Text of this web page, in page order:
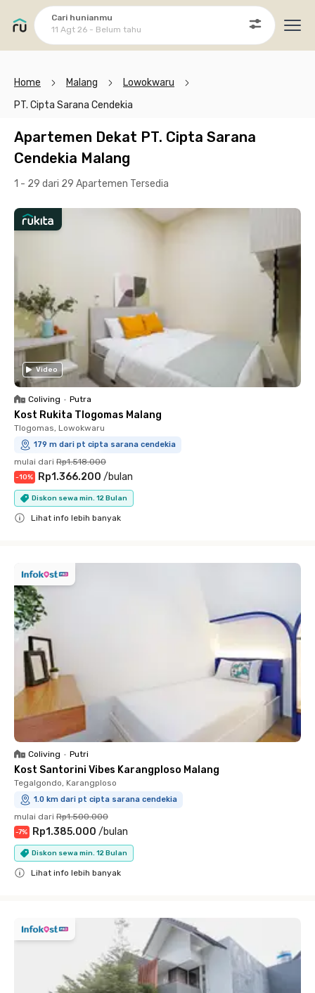
Cari hunianmu
11 Agt 26 - Belum tahu
Home Malang
Lowokwaru
PT. Cipta Sarana Cendekia
Apartemen Dekat PT. Cipta Sarana
Cendekia Malang
1 - 29 dari 29 Apartemen Tersedia
Video
Coliving • Putra
Kost Rukita Tlogomas Malang
Tlogomas, Lowokwaru
179 m dari pt cipta sarana cendekia
mulai dari Rp1.518.000
-10% Rp1.366.200 /bulan
Diskon sewa min. 12 Bulan
Lihat info lebih banyak
Coliving • Putri
Kost Santorini Vibes Karangploso Malang
Tegalgondo, Karangploso
1.0 km dari pt cipta sarana cendekia
mulai dari Rp1.500.000
-7% Rp1.385.000 /bulan
Diskon sewa min. 12 Bulan
Lihat info lebih banyak